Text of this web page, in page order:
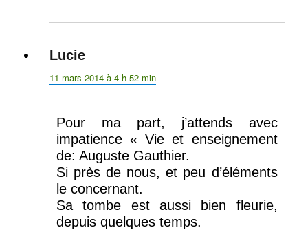
Luciedit :
11 mars 2014 à 4 h 52 min
Pour ma part, j’attends avec
impatience « Vie et enseignement
de: Auguste Gauthier.
Si près de nous, et peu d’éléments
le concernant.
Sa tombe est aussi bien fleurie,
depuis quelques temps.